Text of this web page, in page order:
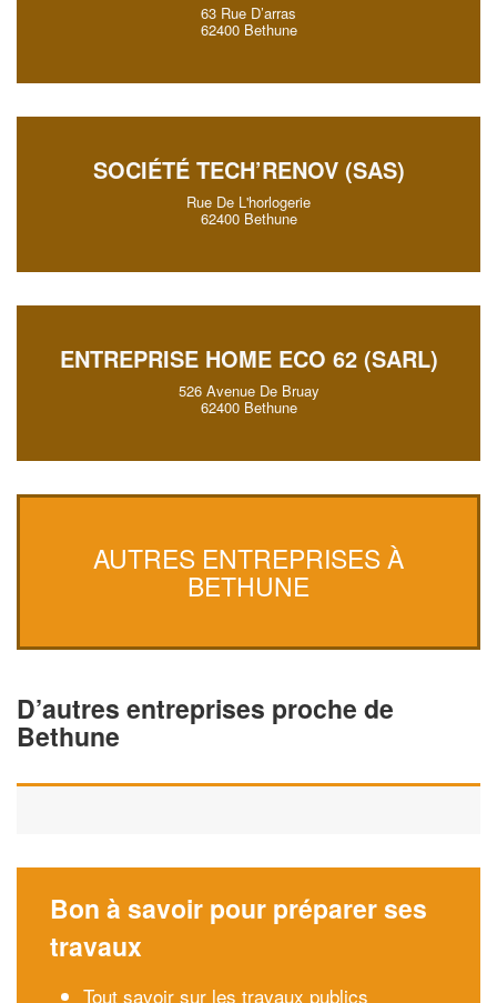
63 Rue D’arras
62400 Bethune
SOCIÉTÉ TECH’RENOV (SAS)
Rue De L'horlogerie
62400 Bethune
ENTREPRISE HOME ECO 62 (SARL)
526 Avenue De Bruay
62400 Bethune
AUTRES ENTREPRISES À
BETHUNE
D’autres entreprises proche de
Bethune
Bon à savoir pour préparer ses
travaux
Tout savoir sur les travaux publics